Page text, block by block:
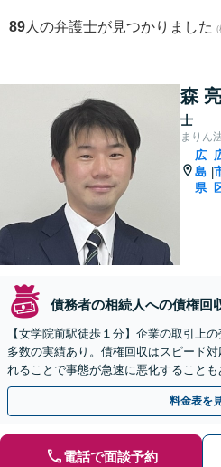
89 人の弁護士が見つかりました (
森
士
まりん
広
島
県
|
債務者の相続人への債権回
【女学院前駅徒歩１分】企業の取引上
多数の実績あり。債権回収はスピード
れることで事態が急速に悪化すること
さい。
料金表を
電話で面談予約